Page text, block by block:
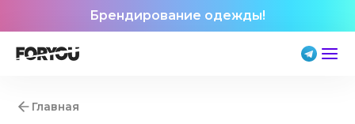
Брендирование одежды!
Главная